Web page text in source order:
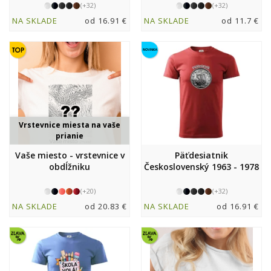
(+32)
NA SKLADE od 16.91 €
(+32)
NA SKLADE od 11.7 €
Vrstevnice miesta na vaše
prianie
Vaše miesto - vrstevnice v
obdĺžniku
(+20)
NA SKLADE od 20.83 €
Päťdesiatnik
Československý 1963 - 1978
(+32)
NA SKLADE od 16.91 €